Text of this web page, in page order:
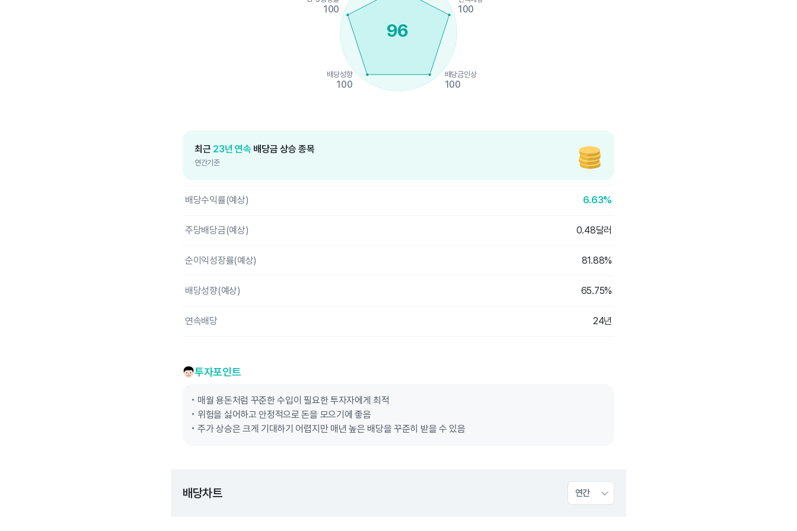
96
100
배당금인상
100
배당성향
100
100
최근 23년 연속 배당금 상승 종목
연간기준
배당수익률(예상) 6.63%
주당배당금(예상) 0.48달러
순이익성장률(예상) 81.88%
배당성향(예상) 65.75%
연속배당 24년
투자포인트
매월 용돈처럼 꾸준한 수입이 필요한 투자자에게 최적
위험을 싫어하고 안정적으로 돈을 모으기에 좋음
주가 상승은 크게 기대하기 어렵지만 매년 높은 배당을 꾸준히 받을 수 있음
배당차트 연간